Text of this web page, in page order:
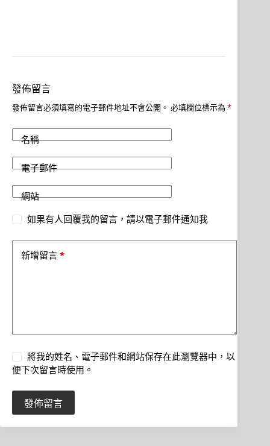
發佈留言
發佈留言必須填寫的電子郵件地址不會公開。 必填欄位標示為 *
名稱
電子郵件
網站
如果有人回覆我的留言，請以電子郵件通知我
新增留言 *
將我的姓名、電子郵件和網站保存在此瀏覽器中，以
便下次留言時使用。
發佈留言